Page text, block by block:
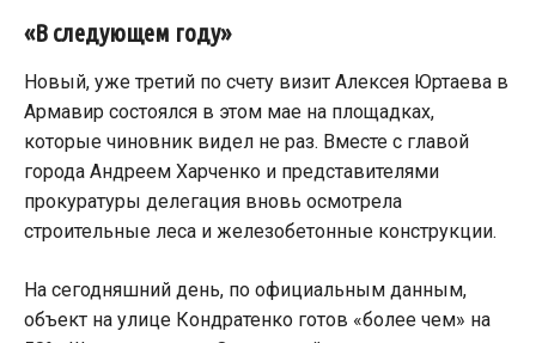
«В следующем году»
Новый, уже третий по счету визит Алексея Юртаева в
Армавир состоялся в этом мае на площадках,
которые чиновник видел не раз. Вместе с главой
города Андреем Харченко и представителями
прокуратуры делегация вновь осмотрела
строительные леса и железобетонные конструкции.
На сегодняшний день, по официальным данным,
объект на улице Кондратенко готов «более чем» на